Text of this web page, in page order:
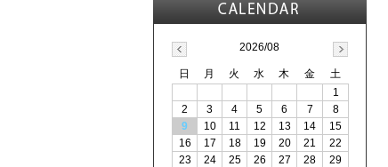
2026/08
日 月 火 水 木 金
土
1
2
3 4 5 6 7
8
9
10 11 12 13 14
15
16
17 18 19 20 21
22
23
24 25 26 27 28
29